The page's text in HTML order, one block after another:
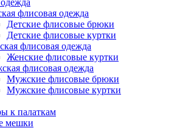
флисовая одежда
Детские флисовые брюки
Детские флисовые куртки
флисовая одежда
Женские флисовые куртки
флисовая одежда
Мужские флисовые брюки
Мужские флисовые куртки
к палаткам
мешки